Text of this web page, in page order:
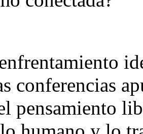
conferencias
pensamiento